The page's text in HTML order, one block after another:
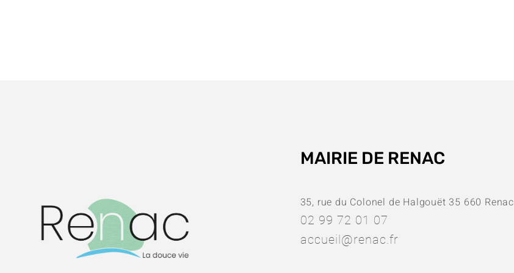
MAIRIE DE RENAC
35, rue du Colonel de Halgouët 35 660 Renac
02 99 72 01 07
accueil@renac.fr